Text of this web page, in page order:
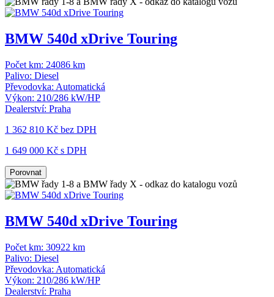
BMW 540d xDrive Touring
Počet km: 24086 km
Palivo: Diesel
Převodovka: Automatická
Výkon: 210/286 kW/HP
Dealerství: Praha
1 362 810 Kč bez DPH
1 649 000 Kč s DPH
Porovnat
BMW 540d xDrive Touring
Počet km: 30922 km
Palivo: Diesel
Převodovka: Automatická
Výkon: 210/286 kW/HP
Dealerství: Praha